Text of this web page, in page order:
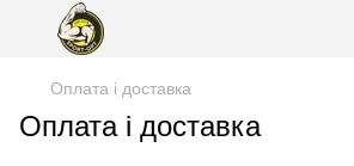
Оплата і доставка
Оплата і доставка